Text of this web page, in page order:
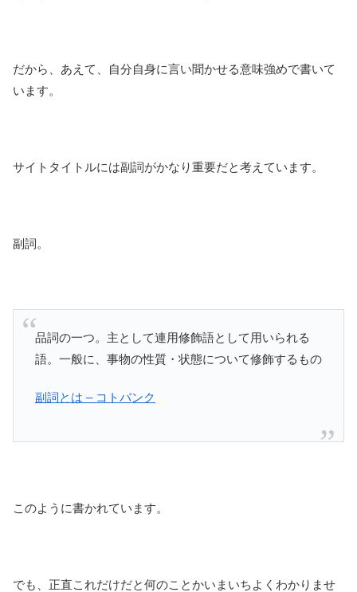
だから、あえて、自分自身に言い聞かせる意味強めで書いて
います。
サイトタイトルには副詞がかなり重要だと考えています。
副詞。
品詞の一つ。主として連用修飾語として用いられる
語。一般に、事物の性質・状態について修飾するもの
副詞とは – コトバンク
このように書かれています。
でも、正直これだけだと何のことかいまいちよくわかりませ